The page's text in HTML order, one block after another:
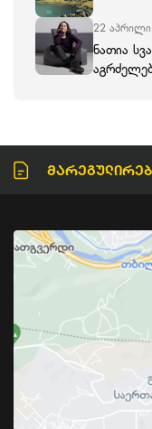
22
ნათია